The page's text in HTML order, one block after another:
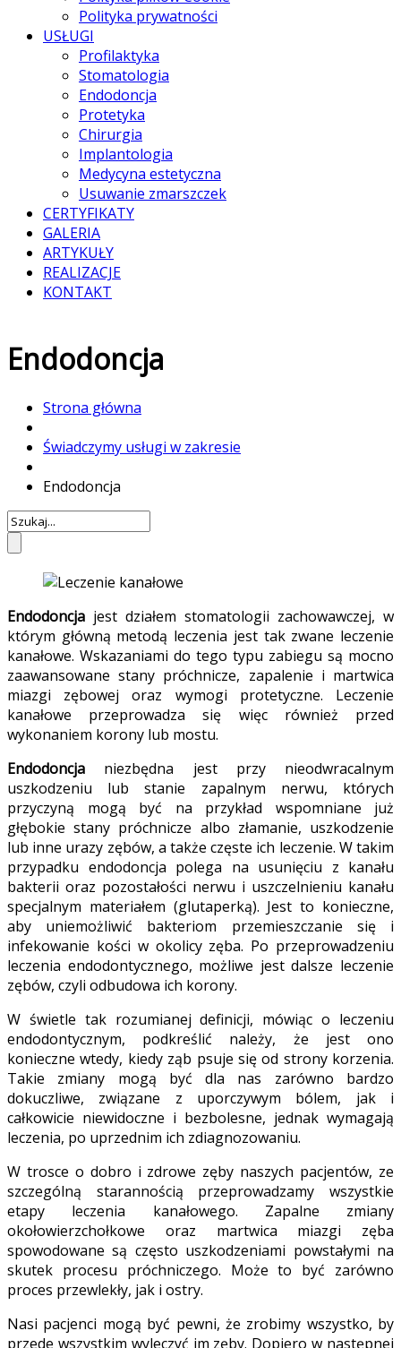
Polityka prywatności
USŁUGI
Profilaktyka
Stomatologia
Endodoncja
Protetyka
Chirurgia
Implantologia
Medycyna estetyczna
Usuwanie zmarszczek
CERTYFIKATY
GALERIA
ARTYKUŁY
REALIZACJE
KONTAKT
Endodoncja
Strona główna
Świadczymy usługi w zakresie
Endodoncja
Endodoncja jest działem stomatologii zachowawczej, w
którym główną metodą leczenia jest tak zwane leczenie
kanałowe. Wskazaniami do tego typu zabiegu są mocno
zaawansowane stany próchnicze, zapalenie i martwica
miazgi zębowej oraz wymogi protetyczne. Leczenie
kanałowe przeprowadza się więc również przed
wykonaniem korony lub mostu.
Endodoncja niezbędna jest przy nieodwracalnym
uszkodzeniu lub stanie zapalnym nerwu, których
przyczyną mogą być na przykład wspomniane już
głębokie stany próchnicze albo złamanie, uszkodzenie
lub inne urazy zębów, a także częste ich leczenie. W takim
przypadku endodoncja polega na usunięciu z kanału
bakterii oraz pozostałości nerwu i uszczelnieniu kanału
specjalnym materiałem (glutaperką). Jest to konieczne,
aby uniemożliwić bakteriom przemieszczanie się i
infekowanie kości w okolicy zęba. Po przeprowadzeniu
leczenia endodontycznego, możliwe jest dalsze leczenie
zębów, czyli odbudowa ich korony.
W świetle tak rozumianej definicji, mówiąc o leczeniu
endodontycznym, podkreślić należy, że jest ono
konieczne wtedy, kiedy ząb psuje się od strony korzenia.
Takie zmiany mogą być dla nas zarówno bardzo
dokuczliwe, związane z uporczywym bólem, jak i
całkowicie niewidoczne i bezbolesne, jednak wymagają
leczenia, po uprzednim ich zdiagnozowaniu.
W trosce o dobro i zdrowe zęby naszych pacjentów, ze
szczególną starannością przeprowadzamy wszystkie
etapy leczenia kanałowego. Zapalne zmiany
okołowierzchołkowe oraz martwica miazgi zęba
spowodowane są często uszkodzeniami powstałymi na
skutek procesu próchniczego. Może to być zarówno
proces przewlekły, jak i ostry.
Nasi pacjenci mogą być pewni, że zrobimy wszystko, by
przede wszystkim wyleczyć im zęby. Dopiero w następnej